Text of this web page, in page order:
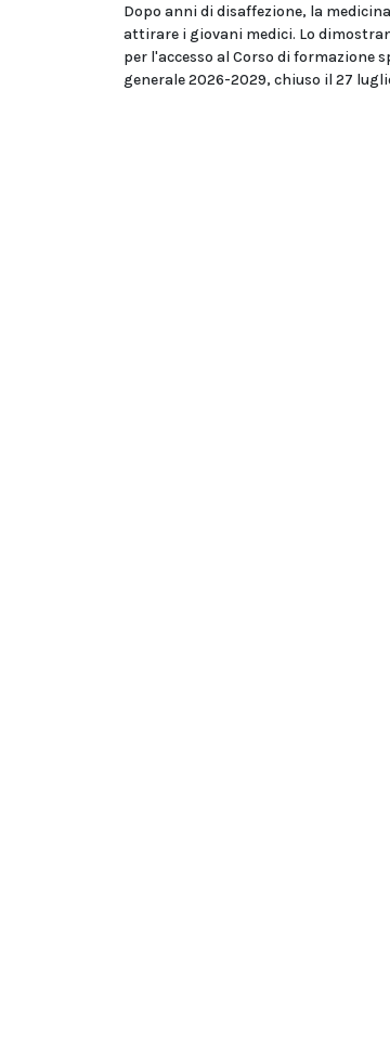
Dopo anni di disaffezione, la
attirare i giovani medici. Lo
per l'accesso al Corso di formazione
generale 2026-2029, chiuso il 27